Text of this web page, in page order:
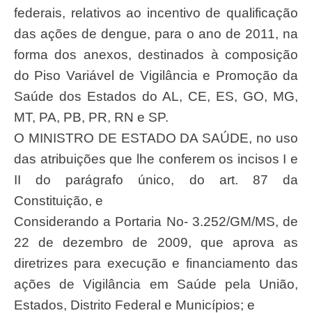
federais, relativos ao incentivo de qualificação
das ações de dengue, para o ano de 2011, na
forma dos anexos, destinados à composição
do Piso Variável de Vigilância e Promoção da
Saúde dos Estados do AL, CE, ES, GO, MG,
MT, PA, PB, PR, RN e SP.
O MINISTRO DE ESTADO DA SAÚDE, no uso
das atribuições que lhe conferem os incisos I e
II do parágrafo único, do art. 87 da
Constituição, e
Considerando a Portaria No- 3.252/GM/MS, de
22 de dezembro de 2009, que aprova as
diretrizes para execução e financiamento das
ações de Vigilância em Saúde pela União,
Estados, Distrito Federal e Municípios; e